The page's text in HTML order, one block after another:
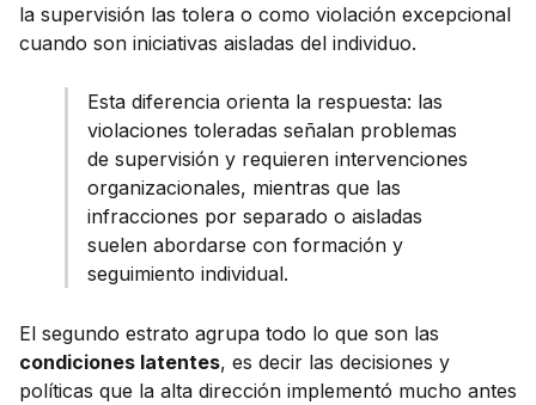
la supervisión las tolera o como violación excepcional
cuando son iniciativas aisladas del individuo.
Esta diferencia orienta la respuesta: las
violaciones toleradas señalan problemas
de supervisión y requieren intervenciones
organizacionales, mientras que las
infracciones por separado o aisladas
suelen abordarse con formación y
seguimiento individual.
El segundo estrato agrupa todo lo que son las
condiciones latentes, es decir las decisiones y
políticas que la alta dirección implementó mucho antes